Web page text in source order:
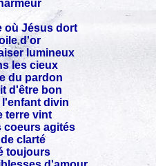
où Jésus dort
d'or
lumineux
les cieux
du pardon
d'être bon
l'enfant divin
terre vint
coeurs agités
clarté
toujours